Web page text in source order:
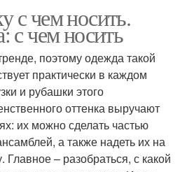
с чем носить.
с чем носить
поэтому одежда такой
практически в каждом
и рубашки этого
оттенка выручают
их можно сделать частью
а также надеть их на
Главное – разобраться, с какой